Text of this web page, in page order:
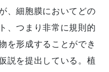
、細胞膜においてどの
、つまり非常に規則的
を形成することができ
説を提出している。植